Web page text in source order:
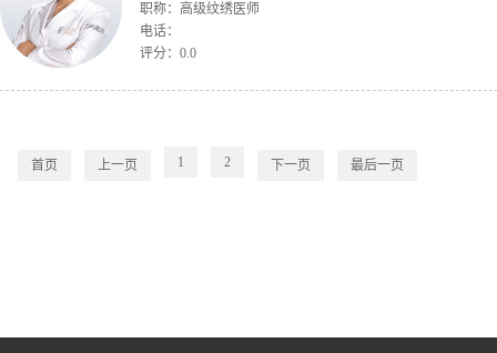
职称：高级纹绣医师
电话：
评分：0.0
首页 上一页 1 2 下一页 最后一页